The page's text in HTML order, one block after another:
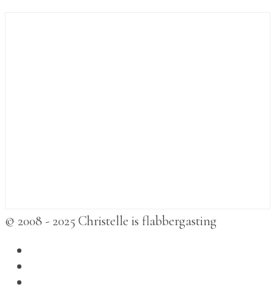
© 2008 - 2025 Christelle is flabbergasting
betbox
melbet
madridbet